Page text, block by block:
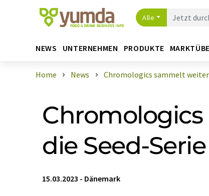
Alle
NEWS UNTERNEHMEN PRODUKTE
Home News Chromologics sammelt
die Seed-
15.03.2023 - Dänemark